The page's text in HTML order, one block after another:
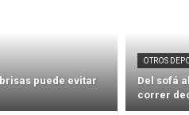
puede evitar
OTROS
Del sofá
correr